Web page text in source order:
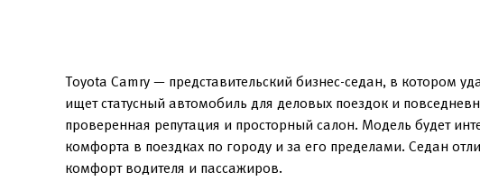
Toyota Camry — представительский бизнес-седан, в котором
ищет статусный автомобиль для деловых поездок и
проверенная репутация и просторный салон. Модель будет
комфорта в поездках по городу и за его пределами. Седан
комфорт водителя и пассажиров.